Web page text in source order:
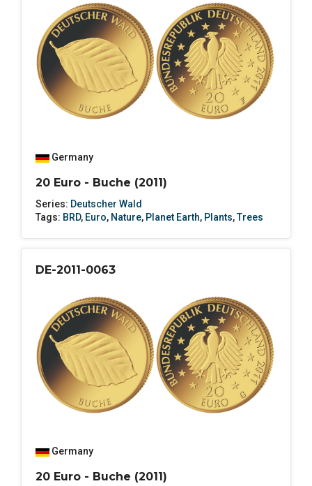
Germany
20 Euro - Buche (2011)
Series: Deutscher Wald
Tags: BRD, Euro, Nature, Planet Earth, Plants,Trees
DE-2011-0063
Germany
20 Euro - Buche (2011)